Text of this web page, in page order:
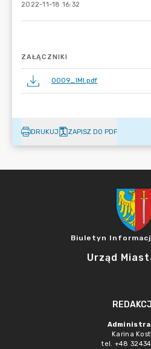
2022-11-18 16:32
ZAŁĄCZNIKI
0009_IMI.pdf
DRUKUJ ZAPISZ DO PDF
Biuletyn
Urząd
Karina
tel. +48